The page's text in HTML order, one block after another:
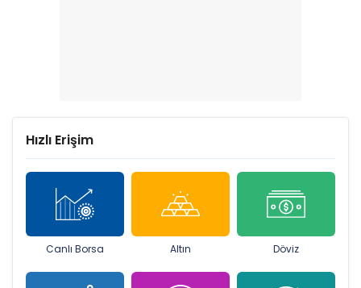
Hızlı Erişim
Canlı Borsa Altın Döviz